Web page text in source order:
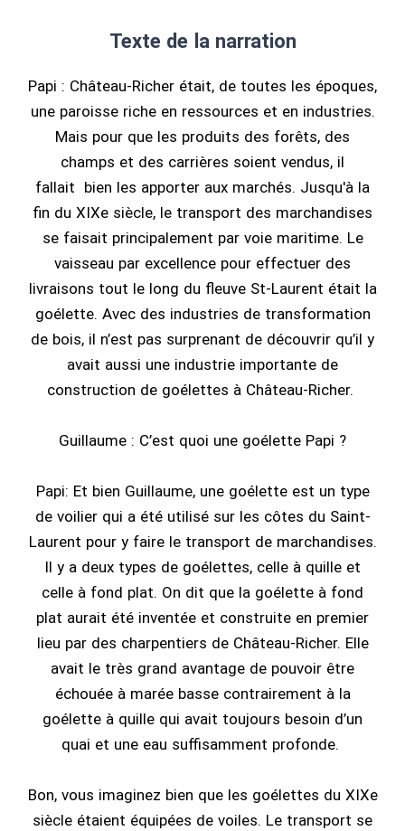
Texte de la narration
Papi : Château-Richer était, de toutes les époques,
une paroisse riche en ressources et en industries.
Mais pour que les produits des forêts, des
champs et des carrières soient vendus, il
fallait bien les apporter aux marchés. Jusqu'à la
fin du XIXe siècle, le transport des marchandises
se faisait principalement par voie maritime. Le
vaisseau par excellence pour effectuer des
livraisons tout le long du fleuve St-Laurent était la
goélette. Avec des industries de transformation
de bois, il n’est pas surprenant de découvrir qu’il y
avait aussi une industrie importante de
construction de goélettes à Château-Richer.
Guillaume : C’est quoi une goélette Papi ?
Papi: Et bien Guillaume, une goélette est un type
de voilier qui a été utilisé sur les côtes du Saint-
Laurent pour y faire le transport de marchandises.
Il y a deux types de goélettes, celle à quille et
celle à fond plat. On dit que la goélette à fond
plat aurait été inventée et construite en premier
lieu par des charpentiers de Château-Richer. Elle
avait le très grand avantage de pouvoir être
échouée à marée basse contrairement à la
goélette à quille qui avait toujours besoin d’un
quai et une eau suffisamment profonde.
Bon, vous imaginez bien que les goélettes du XIXe
siècle étaient équipées de voiles. Le transport se